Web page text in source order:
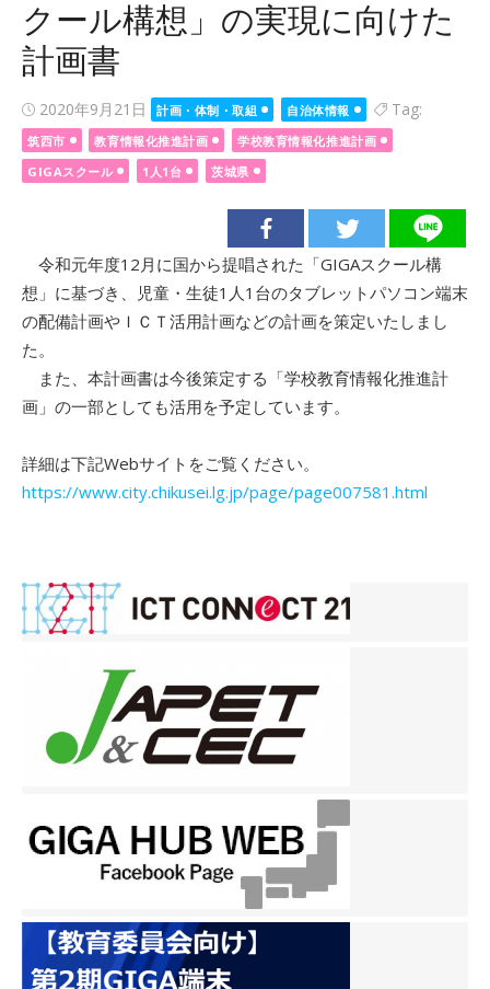
クール構想」の実現に向けた
計画書
Posted
on
2020年9月21日 計画・体制・取組 自治体情報 Tag:
筑西市 教育情報化推進計画
学校教育情報化推進計画
GIGAスクール
1人1台 茨城県
令和元年度12月に国から提唱された「GIGAスクール構
想」に基づき、児童・生徒1人1台のタブレットパソコン端末
の配備計画やＩＣＴ活用計画などの計画を策定いたしまし
た。
また、本計画書は今後策定する「学校教育情報化推進計
画」の一部としても活用を予定しています。
詳細は下記Webサイトをご覧ください。
https://www.city.chikusei.lg.jp/page/page007581.html